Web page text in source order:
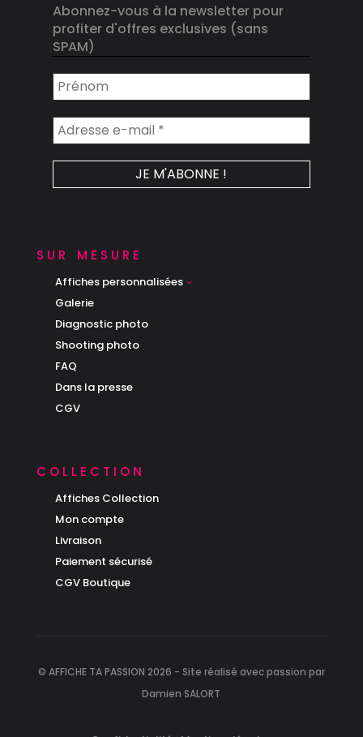
Abonnez-vous à la newsletter pour
profiter d'offres exclusives (sans
SPAM)
sur mesure
Affiches personnalisées3
Galerie
Diagnostic photo
Shooting photo
FAQ
Dans la presse
CGV
collection
Affiches Collection
Mon compte
Livraison
Paiement sécurisé
CGV Boutique
© AFFICHE TA PASSION 2026 - Site réalisé avec passion par
Damien SALORT